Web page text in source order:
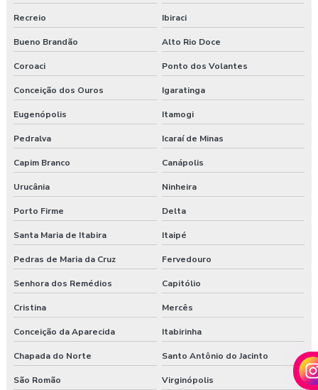
Recreio Ibiraci
Bueno Brandão Alto Rio Doce
Coroaci Ponto dos Volantes
Conceição dos Ouros Igaratinga
Eugenópolis Itamogi
Pedralva Icaraí de Minas
Capim Branco Canápolis
Urucânia Ninheira
Porto Firme Delta
Santa Maria de Itabira Itaipé
Pedras de Maria da Cruz Fervedouro
Senhora dos Remédios Capitólio
Cristina Mercês
Conceição da Aparecida Itabirinha
Chapada do Norte Santo Antônio do Jacinto
São Romão Virginópolis